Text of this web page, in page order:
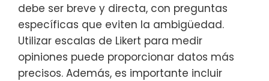
debe ser breve y directa, con preguntas
específicas que eviten la ambigüedad.
Utilizar escalas de Likert para medir
opiniones puede proporcionar datos más
precisos. Además, es importante incluir